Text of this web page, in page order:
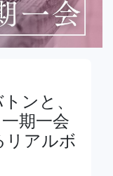
ンと、
期一会
リアルボ